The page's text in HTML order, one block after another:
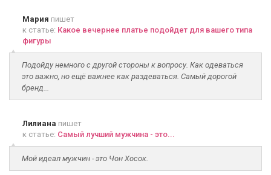
Мария пишет
к статье: Какое вечернее платье подойдет для вашего типа
фигуры
Подойду немного с другой стороны к вопросу. Как одеваться
это важно, но ещё важнее как раздеваться. Самый дорогой
бренд...
Лилиана пишет
к статье: Самый лучший мужчина - это...
Мой идеал мужчин - это Чон Хосок.